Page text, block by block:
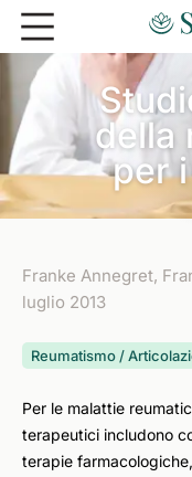
Andare al contenuto
della
per
Franke Annegret,
luglio 2013
Reumatismo /
Per le malattie
terapeutici includono
terapie